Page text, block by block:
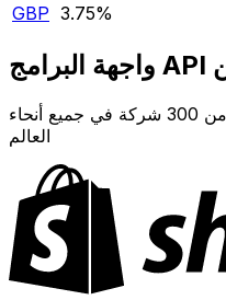
GBP 3.75‎%‎
مصدر أسعار الفئة التجارية لأكثر من 300 شركة في جميع أنحاء
العالم